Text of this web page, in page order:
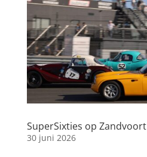
SuperSixties op Zandvoort
30 juni 2026